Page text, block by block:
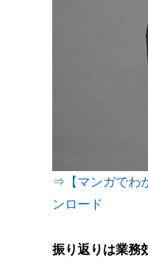
⇒【マンガでわ
ンロード
振り返りは業務